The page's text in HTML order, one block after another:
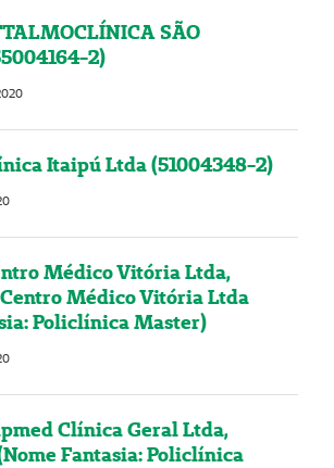
SÃO
2)
Itaipú Ltda (51004348-2)
Médico Vitória Ltda,
Médico Vitória Ltda
Policlínica Master)
Clínica Geral Ltda,
Fantasia: Policlínica